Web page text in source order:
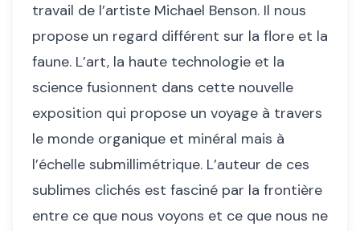
travail de l’artiste Michael Benson. Il nous
propose un regard différent sur la flore et la
faune. L’art, la haute technologie et la
science fusionnent dans cette nouvelle
exposition qui propose un voyage à travers
le monde organique et minéral mais à
l’échelle submillimétrique. L’auteur de ces
sublimes clichés est fasciné par la frontière
entre ce que nous voyons et ce que nous ne